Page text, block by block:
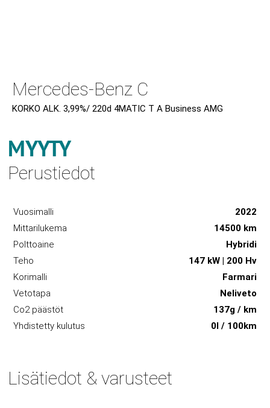
Mercedes-Benz C
KORKO ALK. 3,99%/ 220d 4MATIC T A Business AMG
MYYTY
Perustiedot
Vuosimalli
2022
Mittarilukema
14500 km
Polttoaine
Hybridi
Teho
147 kW | 200 Hv
Korimalli
Farmari
Vetotapa
Neliveto
Co2 päästöt
137g / km
Yhdistetty kulutus
0l / 100km
Lisätiedot & varusteet